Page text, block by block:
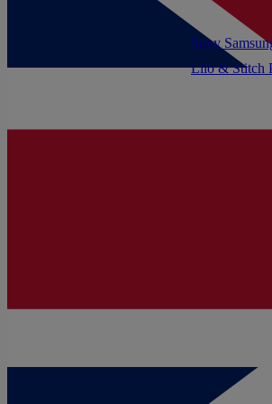
Lilo & Stitch
Sony